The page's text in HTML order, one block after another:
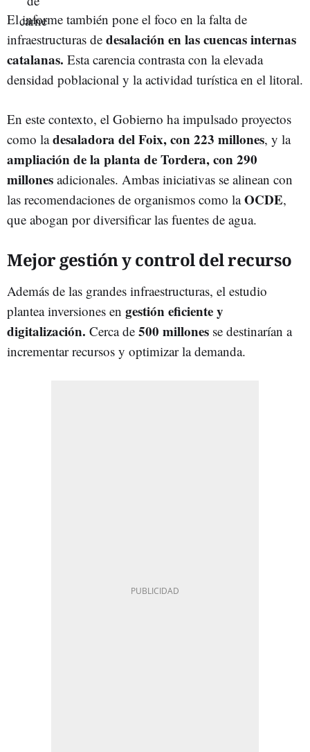
El informe también pone el foco en la falta de
infraestructuras de desalación en las cuencas internas
catalanas. Esta carencia contrasta con la elevada
densidad poblacional y la actividad turística en el litoral.
En este contexto, el Gobierno ha impulsado proyectos
como ladesaladora del Foix, con 223 millones, y la
ampliación de la planta de Tordera, con 290
millones adicionales. Ambas iniciativas se alinean con
las recomendaciones de organismos como laOCDE,
que abogan por diversificar las fuentes de agua.
Mejor gestión y control del recurso
Además de las grandes infraestructuras, el estudio
plantea inversiones en gestión eficiente y
digitalización. Cerca de 500 millones se destinarían a
incrementar recursos y optimizar la demanda.